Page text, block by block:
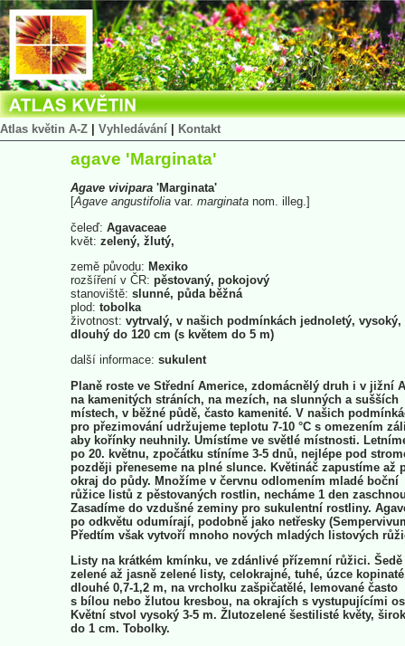
Atlas květin A-Z Vyhledávání Kontakt
agave 'Marginata'
Agave vivipara 'Marginata'
[Agave angustifolia var. marginata nom. illeg.]
čeleď: Agavaceae
květ: zelený, žlutý,
země původu: Mexiko
rozšíření v ČR: pěstovaný, pokojový
stanoviště: slunné, půda běžná
plod: tobolka
životnost: vytrvalý, v našich podmínkách jednoletý, vysoký,
dlouhý do 120 cm (s květem do 5 m)
další informace: sukulent
Planě roste ve Střední Americe, zdomácnělý druh i v jižní
na kamenitých stráních, na mezích, na slunných a sušších
místech, v běžné půdě, často kamenité. V našich
pro přezimování udržujeme teplotu 7-10 °C s omezením
aby kořínky neuhnily. Umístíme ve světlé místnosti.
po 20. květnu, zpočátku stíníme 3-5 dnů, nejlépe pod
později přeneseme na plné slunce. Květináč zapustíme až
okraj do půdy. Množíme v červnu odlomením mladé boční
růžice listů z pěstovaných rostlin, necháme 1 den
Zasadíme do vzdušné zeminy pro sukulentní rostliny.
po odkvětu odumírají, podobně jako netřesky
Předtím však vytvoří mnoho nových mladých listových
Listy na krátkém kmínku, ve zdánlivé přízemní růžici. Šedě
zelené až jasně zelené listy, celokrajné, tuhé, úzce
dlouhé 0,7-1,2 m, na vrcholku zašpičatělé, lemované často
s bílou nebo žlutou kresbou, na okrajích s vystupujícími
Květní stvol vysoký 3-5 m. Žlutozelené šestilisté květy,
do 1 cm. Tobolky.